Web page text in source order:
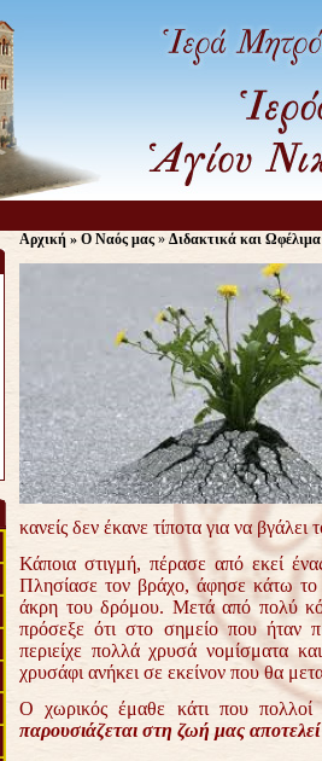
Αρχική » Ο Ναός μας » Διδακτικά και Ωφέλιμα
κανείς δεν έκανε τίποτα για να
Κάποια στιγμή, πέρασε από εκεί
Πλησίασε τον βράχο, άφησε κάτω το
άκρη του δρόμου. Μετά από πολύ
πρόσεξε ότι στο σημείο που ήταν
περιείχε πολλά χρυσά νομίσματα
χρυσάφι ανήκει σε εκείνον που θα
Ο χωρικός έμαθε κάτι που
παρουσιάζεται στη ζωή μας αποτελεί